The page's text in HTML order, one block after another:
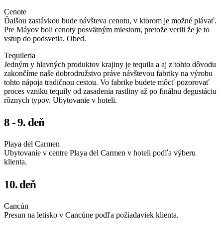
Cenote
Ďalšou zastávkou bude návšteva cenotu, v ktorom je možné plávať.
Pre Máyov boli cenoty posvätným miestom, pretože verili že je to
vstup do podsvetia. Obed.
Tequileria
Jedným y hlavných produktov krajiny je tequila a aj z tohto dôvodu
zakončíme naše dobrodružstvo práve návštevou fabriky na výrobu
tohto nápoja tradičnou cestou. Vo fabrike budete môcť pozorovať
proces vzniku tequily od zasadenia rastliny až po finálnu degustáciu
rôznych typov. Ubytovanie v hoteli.
8 - 9. deň
Playa del Carmen
Ubytovanie v centre Playa del Carmen v hoteli podľa výberu
klienta.
10. deň
Cancún
Presun na letisko v Cancúne podľa požiadaviek klienta.